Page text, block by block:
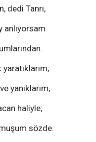
dedi Tanrı,
anlıyorsam
yanıklarım,
haliyle;
sözde.